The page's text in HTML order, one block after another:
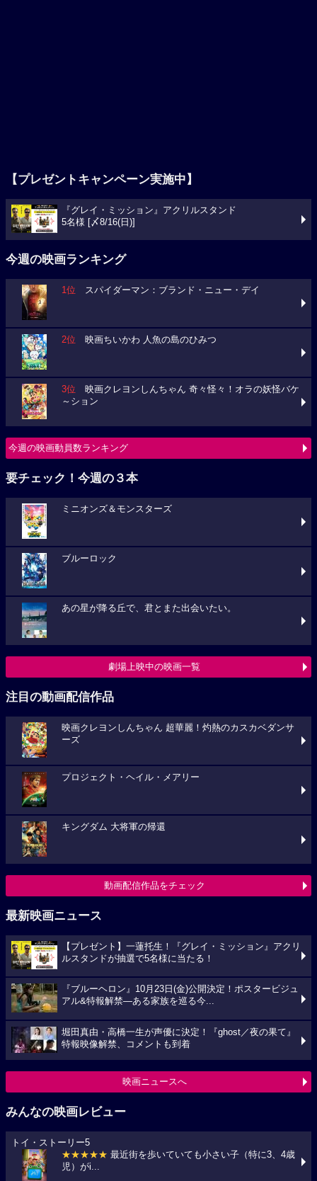
【プレゼントキャンペーン実施中】
『グレイ・ミッション』アクリルスタンド
5名様 [〆8/16(日)]
今週の映画ランキング
1位 スパイダーマン：ブランド・ニュー・デイ
2位 映画ちいかわ 人魚の島のひみつ
3位 映画クレヨンしんちゃん 奇々怪々！オラの妖怪バケ
～ション
今週の映画動員数ランキング
要チェック！今週の３本
ミニオンズ＆モンスターズ
ブルーロック
あの星が降る丘で、君とまた出会いたい。
劇場上映中の映画一覧
注目の動画配信作品
映画クレヨンしんちゃん 超華麗！灼熱のカスカベダンサ
ーズ
プロジェクト・ヘイル・メアリー
キングダム 大将軍の帰還
動画配信作品をチェック
最新映画ニュース
【プレゼント】一蓮托生！『グレイ・ミッション』アクリ
ルスタンドが抽選で5名様に当たる！
『ブルーヘロン』10月23日(金)公開決定！ポスタービジュ
アル&特報解禁―ある家族を巡る今...
堀田真由・高橋一生が声優に決定！『ghost／夜の果て』
特報映像解禁、コメントも到着
映画ニュースへ
みんなの映画レビュー
トイ・ストーリー5
★★★★★ 最近街を歩いていても小さい子（特に3、4歳
児）がi...